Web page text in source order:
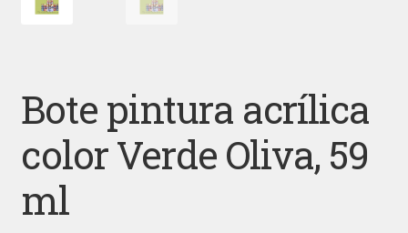
Bote pintura acrílica
color Verde Oliva, 59
ml